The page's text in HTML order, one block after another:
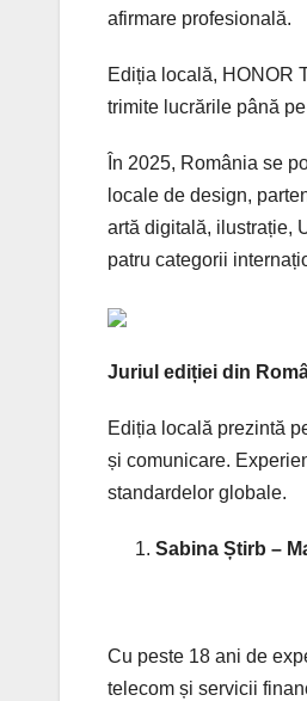
afirmare profesională.
Ediția locală, HONOR
trimite lucrările până
În 2025, România se
locale de design,
artă digitală, ilustrație,
patru categorii
Juriul ediției din
Ediția locală prezintă
și comunicare.
standardelor globale.
Sabina Știrb –
Cu peste 18 ani de
telecom și servicii